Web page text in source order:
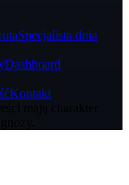
Specjalista dnia
Dashboard
Kontakt